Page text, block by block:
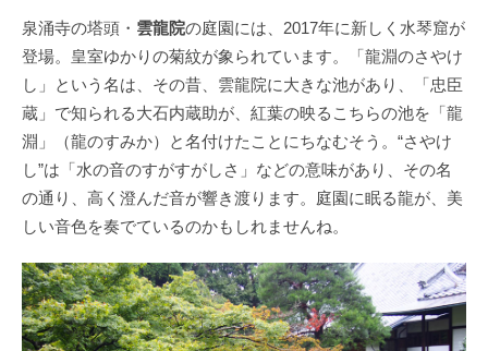
泉涌寺の塔頭・ 雲龍院の庭園には、2017年に新しく水琴窟が
登場。皇室ゆかりの菊紋が象られています。「龍淵のさやけ
し」という名は、その昔、雲龍院に大きな池があり、「忠臣
蔵」で知られる大石内蔵助が、紅葉の映るこちらの池を「龍
淵」（龍のすみか）と名付けたことにちなむそう。“さやけ
し”は「水の音のすがすがしさ」などの意味があり、その名
の通り、高く澄んだ音が響き渡ります。庭園に眠る龍が、美
しい音色を奏でているのかもしれませんね。